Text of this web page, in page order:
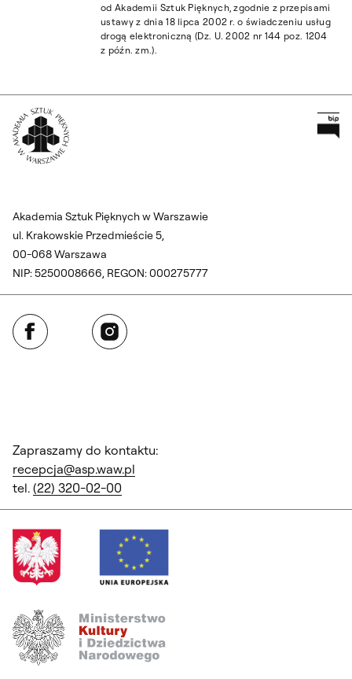
od Akademii Sztuk Pięknych, zgodnie z przepisami
ustawy z dnia 18 lipca 2002 r. o świadczeniu usług
drogą elektroniczną (Dz. U. 2002 nr 144 poz. 1204
z późn. zm.).
Akademia Sztuk Pięknych w Warszawie
ul. Krakowskie Przedmieście 5,
00-068 Warszawa
NIP: 5250008666, REGON: 000275777
Facebook Instagram
Zapraszamy do kontaktu:
recepcja@asp.waw.pl
tel. (22) 320-02-00